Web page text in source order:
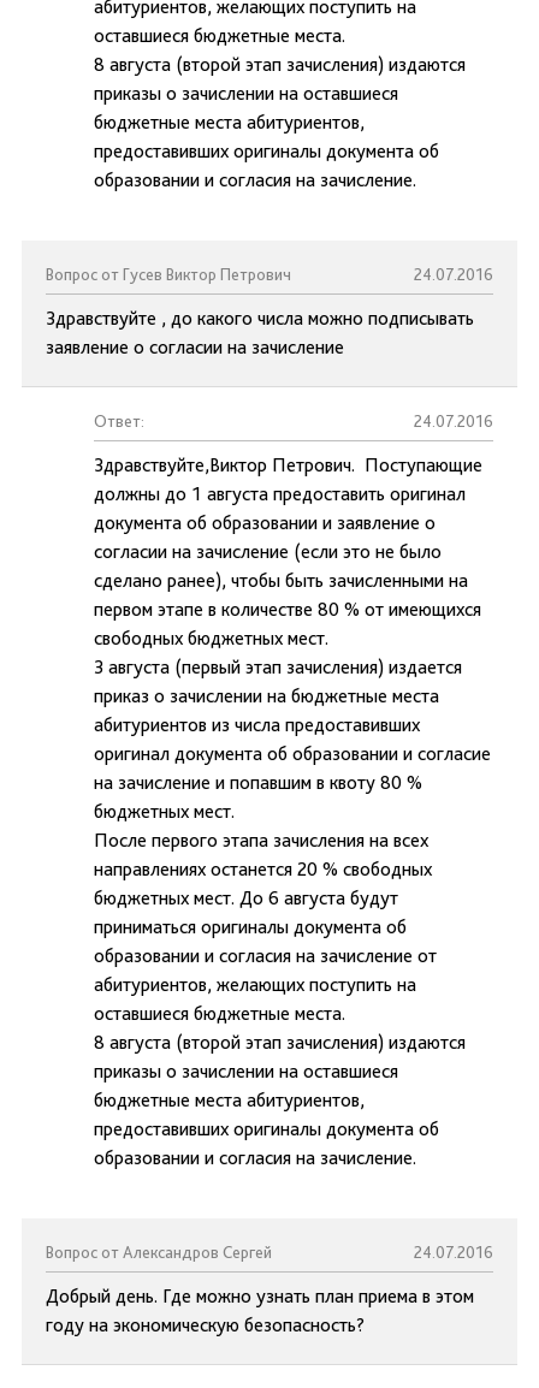
абитуриентов, желающих поступить на
оставшиеся бюджетные места.
8 августа (второй этап зачисления) издаются
приказы о зачислении на оставшиеся
бюджетные места абитуриентов,
предоставивших оригиналы документа об
образовании и согласия на зачисление.
Вопрос от Гусев Виктор Петрович 24.07.2016
Здравствуйте , до какого числа можно подписывать
заявление о согласии на зачисление
Ответ: 24.07.2016
Здравствуйте,Виктор Петрович. Поступающие
должны до 1 августа предоставить оригинал
документа об образовании и заявление о
согласии на зачисление (если это не было
сделано ранее), чтобы быть зачисленными на
первом этапе в количестве 80 % от имеющихся
свободных бюджетных мест.
3 августа (первый этап зачисления) издается
приказ о зачислении на бюджетные места
абитуриентов из числа предоставивших
оригинал документа об образовании и согласие
на зачисление и попавшим в квоту 80 %
бюджетных мест.
После первого этапа зачисления на всех
направлениях останется 20 % свободных
бюджетных мест. До 6 августа будут
приниматься оригиналы документа об
образовании и согласия на зачисление от
абитуриентов, желающих поступить на
оставшиеся бюджетные места.
8 августа (второй этап зачисления) издаются
приказы о зачислении на оставшиеся
бюджетные места абитуриентов,
предоставивших оригиналы документа об
образовании и согласия на зачисление.
Вопрос от Александров Сергей 24.07.2016
Добрый день. Где можно узнать план приема в этом
году на экономическую безопасность?